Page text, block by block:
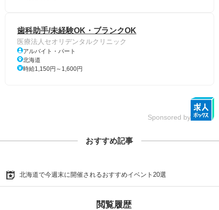
歯科助手/未経験OK・ブランクOK
医療法人セオリデンタルクリニック
アルバイト・パート
北海道
時給1,150円～1,600円
Sponsored by
おすすめ記事
北海道で今週末に開催されるおすすめイベント20選
閲覧履歴